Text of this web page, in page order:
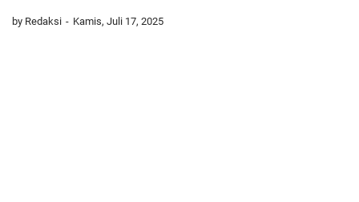
by Redaksi Kamis, Juli 17, 2025